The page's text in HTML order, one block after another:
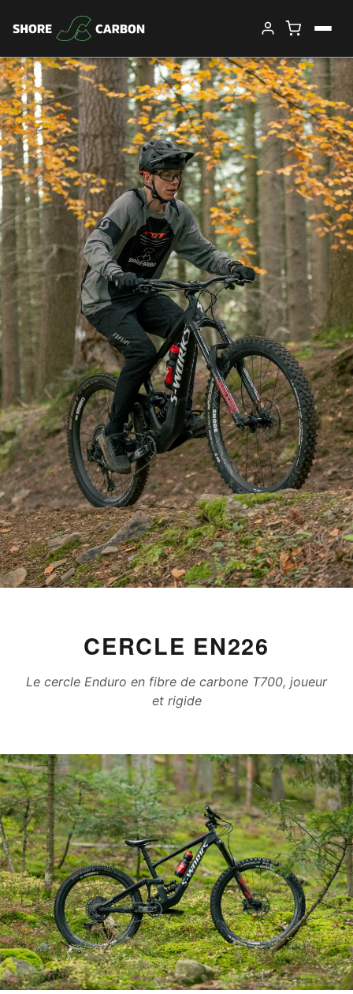
CERCLE EN226
Le cercle Enduro en fibre de carbone T700, joueur
et rigide